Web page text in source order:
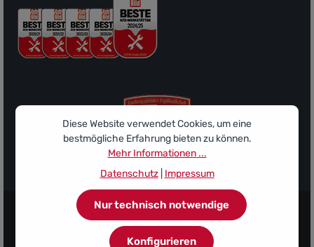
Sponsor des Ludwigsfelder FC
Diese Website verwendet Cookies, um eine
bestmögliche Erfahrung bieten zu können.
Mehr Informationen ...
Datenschutz| Impressum
Nur technisch notwendige
Konfigurieren